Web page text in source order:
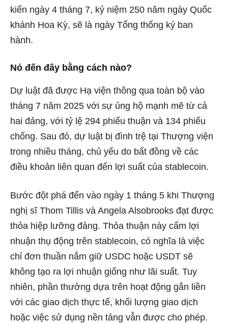
kiến ​​ngày 4 tháng 7, kỷ niệm 250 năm ngày Quốc
khánh Hoa Kỳ, sẽ là ngày Tổng thống ký ban
hành.
Nó đến đây bằng cách nào?
Dự luật đã được Hạ viện thông qua toàn bộ vào
tháng 7 năm 2025 với sự ủng hộ mạnh mẽ từ cả
hai đảng, với tỷ lệ 294 phiếu thuận và 134 phiếu
chống. Sau đó, dự luật bị đình trệ tại Thượng viện
trong nhiều tháng, chủ yếu do bất đồng về các
điều khoản liên quan đến lợi suất của stablecoin.
Bước đột phá đến vào ngày 1 tháng 5 khi Thượng
nghị sĩ Thom Tillis và Angela Alsobrooks đạt được
thỏa hiệp lưỡng đảng. Thỏa thuận này cấm lợi
nhuận thụ động trên stablecoin, có nghĩa là việc
chỉ đơn thuần nắm giữ USDC hoặc USDT sẽ
không tạo ra lợi nhuận giống như lãi suất. Tuy
nhiên, phần thưởng dựa trên hoạt động gắn liền
với các giao dịch thực tế, khối lượng giao dịch
hoặc việc sử dụng nền tảng vẫn được cho phép.